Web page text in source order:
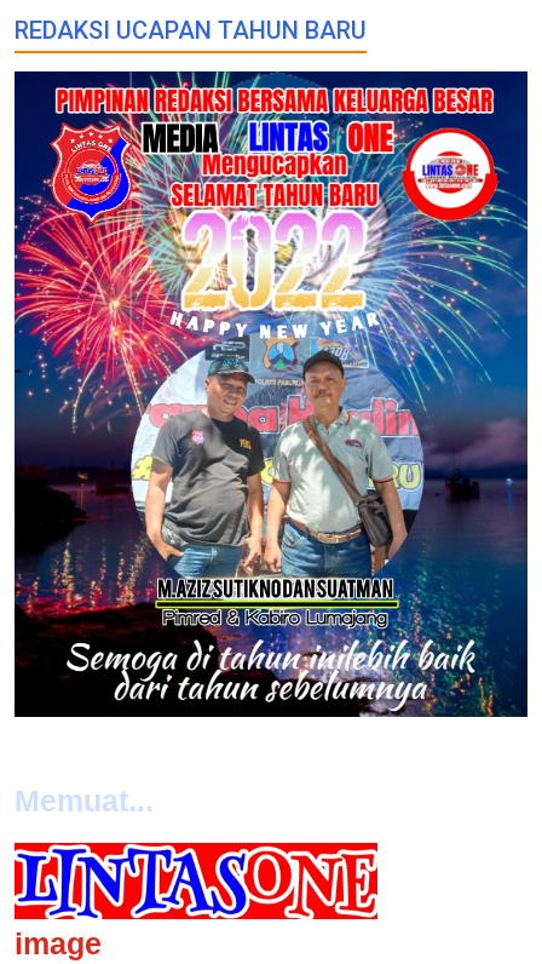
REDAKSI UCAPAN TAHUN BARU
Memuat...
image